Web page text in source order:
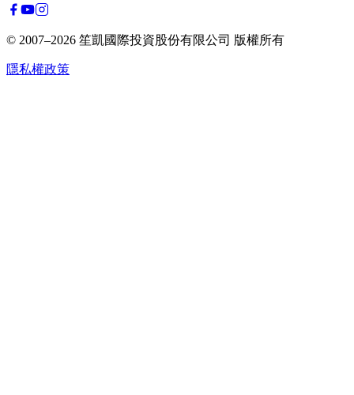
© 2007–2026 笙凱國際投資股份有限公司 版權所有
隱私權政策